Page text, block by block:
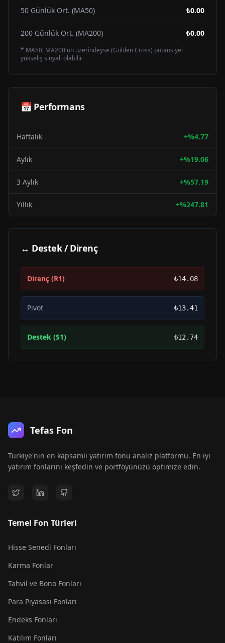
50 Günlük Ort. (MA50) ₺0.00
200 Günlük Ort. (MA200) ₺0.00
* MA50, MA200'ün üzerindeyse (Golden Cross) potansiyel
yükseliş sinyali olabilir.
📅 Performans
Haftalık +%4.77
Aylık +%19.06
3 Aylık +%57.19
Yıllık +%247.81
↔ Destek / Direnç
Direnç (R1) ₺14.08
Pivot ₺13.41
Destek (S1) ₺12.74
Tefas Fon
Türkiye'nin en kapsamlı yatırım fonu analiz platformu. En iyi
yatırım fonlarını keşfedin ve portföyünüzü optimize edin.
Temel Fon Türleri
Hisse Senedi Fonları
Karma Fonlar
Tahvil ve Bono Fonları
Para Piyasası Fonları
Endeks Fonları
Katılım Fonları